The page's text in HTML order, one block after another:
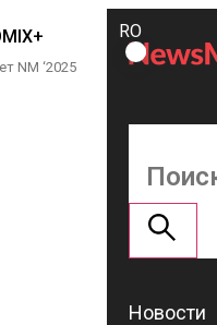
NM ‘2025
ROMÂNĂ
RU
Новости